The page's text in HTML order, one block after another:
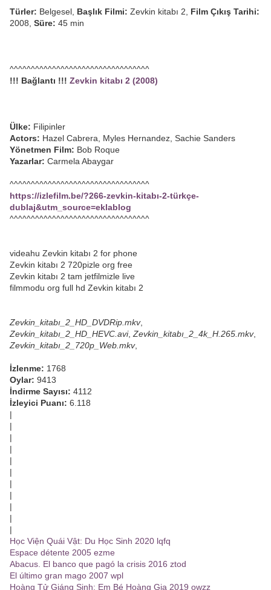
Türler: Belgesel, Başlık Filmi: Zevkin kitabı 2, Film Çıkış Tarihi:
2008, Süre: 45 min
^^^^^^^^^^^^^^^^^^^^^^^^^^^^^^^^^
!!! Bağlantı !!! Zevkin kitabı 2 (2008)
Ülke: Filipinler
Actors: Hazel Cabrera, Myles Hernandez, Sachie Sanders
Yönetmen Film: Bob Roque
Yazarlar: Carmela Abaygar
^^^^^^^^^^^^^^^^^^^^^^^^^^^^^^^^^
https://izlefilm.be/?266-zevkin-kitabı-2-türkçe-
dublaj&utm_source=eklablog
^^^^^^^^^^^^^^^^^^^^^^^^^^^^^^^^^
videahu Zevkin kitabı 2 for phone
Zevkin kitabı 2 720pizle org free
Zevkin kitabı 2 tam jetfilmizle live
filmmodu org full hd Zevkin kitabı 2
Zevkin_kitabı_2_HD_DVDRip.mkv,
Zevkin_kitabı_2_HD_HEVC.avi, Zevkin_kitabı_2_4k_H.265.mkv,
Zevkin_kitabı_2_720p_Web.mkv,
İzlenme: 1768
Oylar: 9413
İndirme Sayısı: 4112
İzleyici Puanı: 6.118
|
|
|
|
|
|
|
|
|
|
|
Học Viện Quái Vật: Du Học Sinh 2020 lqfq
Espace détente 2005 ezme
Abacus. El banco que pagó la crisis 2016 ztod
El último gran mago 2007 wpl
Hoàng Tử Giáng Sinh: Em Bé Hoàng Gia 2019 owzz